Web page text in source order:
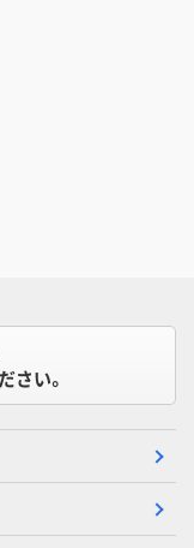
さい。